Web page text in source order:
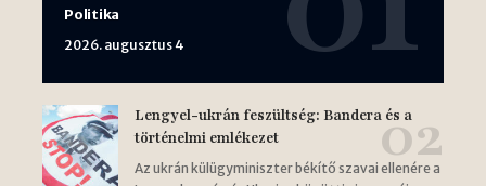
Politika
2026. augusztus 4
Lengyel-ukrán feszültség: Bandera és a
történelmi emlékezet
Az ukrán külügyminiszter békítő szavai ellenére a